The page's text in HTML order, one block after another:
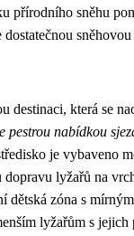
přírodního sněhu
dostatečnou
destinaci, která se
pestrou nabídkou
je vybaveno
lyžařů na
dětská zóna s
lyžařům s